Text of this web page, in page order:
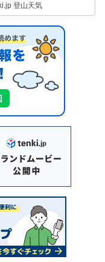
登山天気